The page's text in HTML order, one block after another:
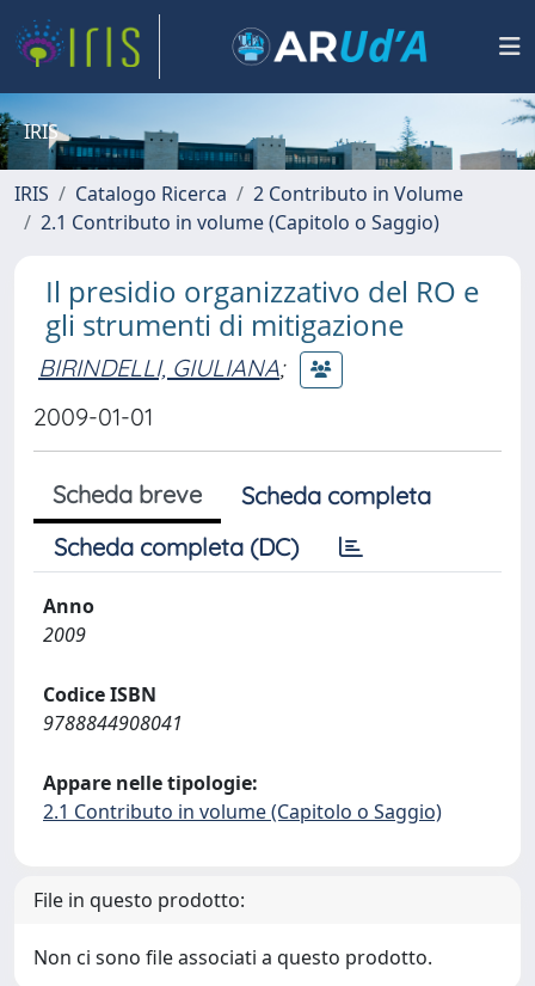
IRIS
IRIS Catalogo Ricerca
2 Contributo in Volume
2.1 Contributo in volume (Capitolo o Saggio)
Il presidio organizzativo del RO e
gli strumenti di mitigazione
BIRINDELLI, GIULIANA;
2009-01-01
Scheda breve
Scheda completa
Scheda completa (DC)
Anno
2009
Codice ISBN
9788844908041
Appare nelle tipologie:
2.1 Contributo in volume (Capitolo o Saggio)
File in questo prodotto:
Non ci sono file associati a questo prodotto.